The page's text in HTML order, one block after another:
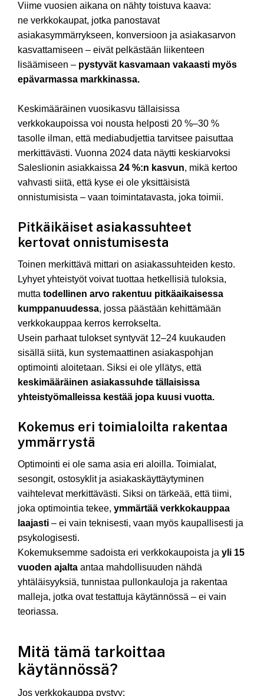
Viime vuosien aikana on nähty toistuva kaava:
ne verkkokaupat, jotka panostavat
asiakasymmärrykseen, konversioon ja asiakasarvon
kasvattamiseen – eivät pelkästään liikenteen
lisäämiseen – pystyvät kasvamaan vakaasti myös
epävarmassa markkinassa.
Keskimääräinen vuosikasvu tällaisissa
verkkokaupoissa voi nousta helposti 20 %–30 %
tasolle ilman, että mediabudjettia tarvitsee paisuttaa
merkittävästi. Vuonna 2024 data näytti keskiarvoksi
Saleslionin asiakkaissa 24 %:n kasvun, mikä kertoo
vahvasti siitä, että kyse ei ole yksittäisistä
onnistumisista – vaan toimintatavasta, joka toimii.
Pitkäikäiset asiakassuhteet
kertovat onnistumisesta
Toinen merkittävä mittari on asiakassuhteiden kesto.
Lyhyet yhteistyöt voivat tuottaa hetkellisiä tuloksia,
mutta todellinen arvo rakentuu pitkäaikaisessa
kumppanuudessa, jossa päästään kehittämään
verkkokauppaa kerros kerrokselta.
Usein parhaat tulokset syntyvät 12–24 kuukauden
sisällä siitä, kun systemaattinen asiakaspohjan
optimointi aloitetaan. Siksi ei ole yllätys, että
keskimääräinen asiakassuhde tällaisissa
yhteistyömalleissa kestää jopa kuusi vuotta.
Kokemus eri toimialoilta rakentaa
ymmärrystä
Optimointi ei ole sama asia eri aloilla. Toimialat,
sesongit, ostosyklit ja asiakaskäyttäytyminen
vaihtelevat merkittävästi. Siksi on tärkeää, että tiimi,
joka optimointia tekee, ymmärtää verkkokauppaa
laajasti – ei vain teknisesti, vaan myös kaupallisesti ja
psykologisesti.
Kokemuksemme sadoista eri verkkokaupoista ja yli 15
vuoden ajalta antaa mahdollisuuden nähdä
yhtäläisyyksiä, tunnistaa pullonkauloja ja rakentaa
malleja, jotka ovat testattuja käytännössä – ei vain
teoriassa.
Mitä tämä tarkoittaa
käytännössä?
Jos verkkokauppa pystyy: